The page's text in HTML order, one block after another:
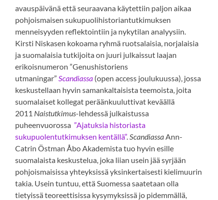
avauspäivänä että seuraavana käytettiin paljon aikaa
pohjoismaisen sukupuolihistoriantutkimuksen
menneisyyden reflektointiin ja nykytilan analyysiin.
Kirsti Niskasen kokoama ryhmä ruotsalaisia, norjalaisia
ja suomalaisia tutkijoita on juuri julkaissut laajan
erikoisnumeron ”Genushistoriens
utmaningar”Scandiassa (open access joulukuussa), jossa
keskustellaan hyvin samankaltaisista teemoista, joita
suomalaiset kollegat peräänkuuluttivat keväällä
2011 Naistutkimus-lehdessä julkaistussa
puheenvuorossa”Ajatuksia historiasta
sukupuolentutkimuksen kentällä”.ScandiassaAnn-
Catrin Östman Åbo Akademista tuo hyvin esille
suomalaista keskustelua, joka liian usein jää syrjään
pohjoismaisissa yhteyksissä yksinkertaisesti kielimuurin
takia. Usein tuntuu, että Suomessa saatetaan olla
tietyissä teoreettisissa kysymyksissä jo pidemmällä,